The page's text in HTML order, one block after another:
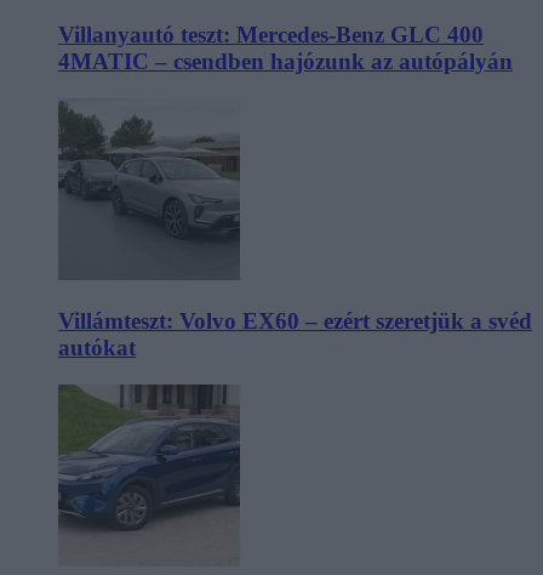
Villanyautó teszt: Mercedes-Benz GLC 400
4MATIC – csendben hajózunk az autópályán
Villámteszt: Volvo EX60 – ezért szeretjük a svéd
autókat